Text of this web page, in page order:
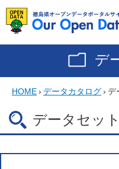
デ
HOME› データカタログ› デ
データセッ